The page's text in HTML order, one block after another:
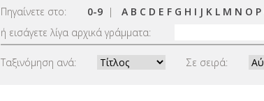
Πηγαίνετε στο: 0-9 | A B C D E F G H I J K L M N O P
ή εισάγετε λίγα αρχικά γράμματα:
Ταξινόμηση ανά: Σε σειρά: